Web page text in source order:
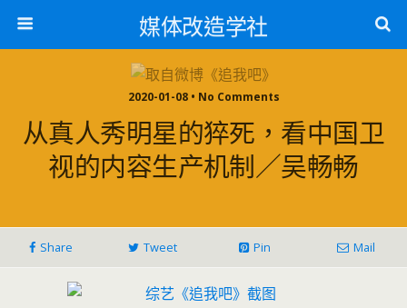
媒体改造学社
2020-01-08 • No Comments
从真人秀明星的猝死，看中国卫
视的内容生产机制／吴畅畅
Share Tweet Pin Mail